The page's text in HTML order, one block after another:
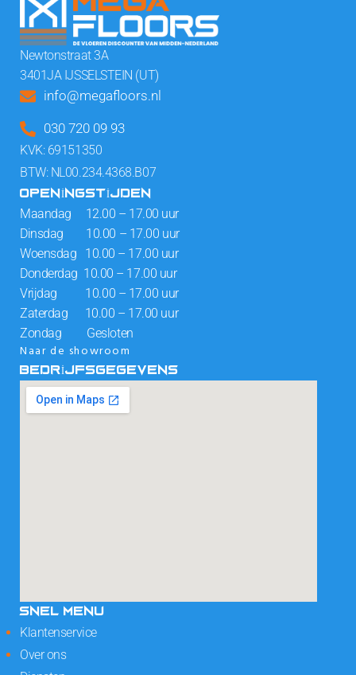
Newtonstraat 3A
3401JA IJSSELSTEIN (UT)
info@megafloors.nl
030 720 09 93
KVK: 69151350
BTW: NL00.234.4368.B07
OPENINGSTIJDEN
Maandag 12.00 – 17.00 uur
Dinsdag 10.00 – 17.00 uur
Woensdag 10.00 – 17.00 uur
Donderdag 10.00 – 17.00 uur
Vrijdag 10.00 – 17.00 uur
Zaterdag 10.00 – 17.00 uur
Zondag Gesloten
Naar de showroom
BEDRIJFSGEGEVENS
SNEL MENU
Klantenservice
Over ons